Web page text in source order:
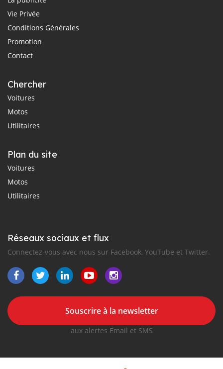
Vie Privée
Conditions Générales
Promotion
Contact
Chercher
Voitures
Motos
Utilitaires
Plan du site
Voitures
Motos
Utilitaires
Réseaux sociaux et flux
Connectez-vous avec nous sur Facebook, YouTube et Twitter.
Souscrire à la newsletter
aux alertes Email et SMS